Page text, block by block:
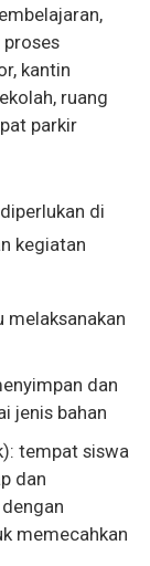
kantin
ruang
parkir
di
kegiatan
melaksanakan
dan
jenis bahan
tempat siswa
dan
memecahkan